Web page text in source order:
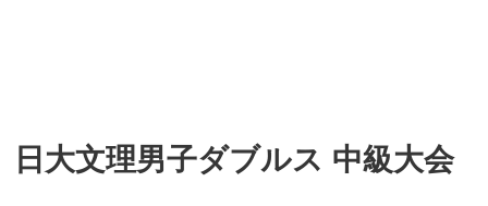
日大文理男子ダブルス 中級大会